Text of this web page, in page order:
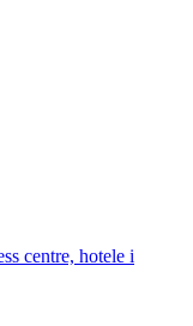
centre, hotele i